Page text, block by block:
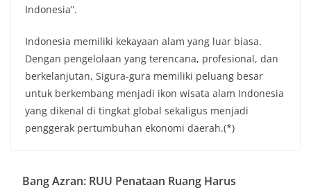
Indonesia”.
Indonesia memiliki kekayaan alam yang luar biasa.
Dengan pengelolaan yang terencana, profesional, dan
berkelanjutan, Sigura-gura memiliki peluang besar
untuk berkembang menjadi ikon wisata alam Indonesia
yang dikenal di tingkat global sekaligus menjadi
penggerak pertumbuhan ekonomi daerah.(*)
Bang Azran: RUU Penataan Ruang Harus